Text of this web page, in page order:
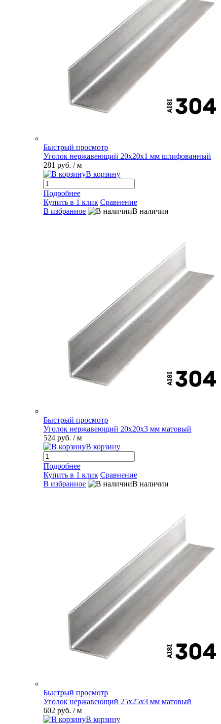
Быстрый просмотр
Уголок нержавеющий 20х20х1 мм шлифованный
281 руб. / м
В корзину
Подробнее
Купить в 1 клик Сравнение
В избранное
В наличии
Быстрый просмотр
Уголок нержавеющий 20х20х3 мм матовый
524 руб. / м
В корзину
Подробнее
Купить в 1 клик Сравнение
В избранное
В наличии
Быстрый просмотр
Уголок нержавеющий 25х25х3 мм матовый
602 руб. / м
В корзину